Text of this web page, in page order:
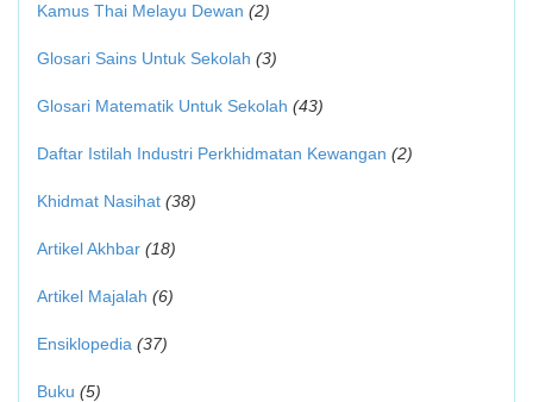
Kamus Thai Melayu Dewan (2)
Glosari Sains Untuk Sekolah (3)
Glosari Matematik Untuk Sekolah (43)
Daftar Istilah Industri Perkhidmatan Kewangan (2)
Khidmat Nasihat (38)
Artikel Akhbar (18)
Artikel Majalah (6)
Ensiklopedia (37)
Buku (5)